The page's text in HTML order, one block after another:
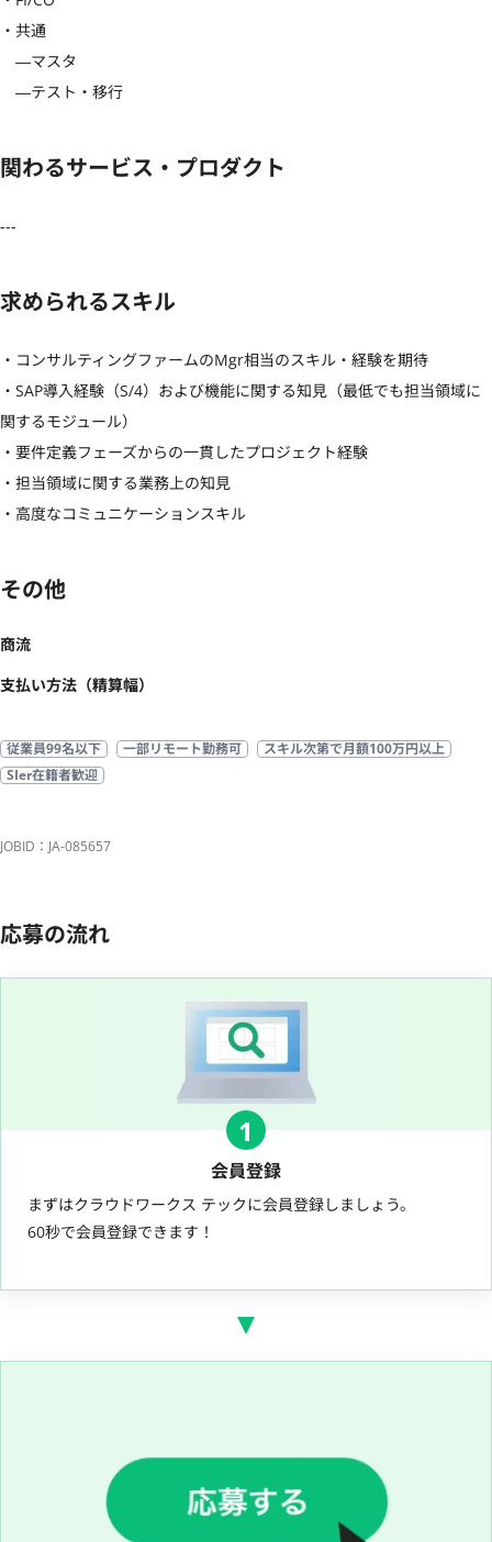
・共通
―マスタ
―テスト・移行
関わるサービス・プロダクト
---
求められるスキル
・コンサルティングファームのMgr相当のスキル・経験を期待
・SAP導入経験（S/4）および機能に関する知見（最低でも担当領域に
関するモジュール）
・要件定義フェーズからの一貫したプロジェクト経験
・担当領域に関する業務上の知見
・高度なコミュニケーションスキル
その他
商流
支払い方法（精算幅）
従業員99名以下 一部リモート勤務可
スキル次第で月額100万円以上
SIer在籍者歓迎
JOBID：JA-085657
応募の流れ
1
会員登録
まずはクラウドワークス テックに会員登録しましょう。
60秒で会員登録できます！